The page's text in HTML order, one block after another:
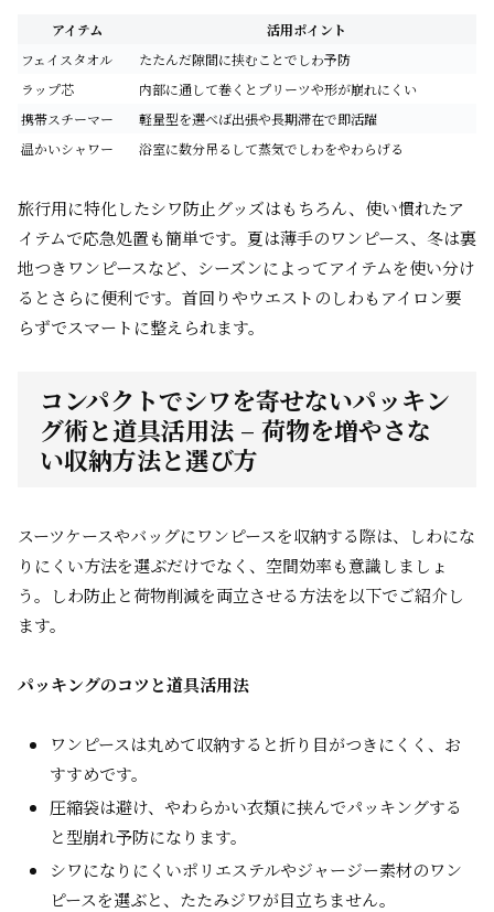
アイテム
活用ポイント
フェイスタオル
たたんだ隙間に挟むことでしわ予防
ラップ芯
内部に通して巻くとプリーツや形が崩れにくい
携帯スチーマー
軽量型を選べば出張や長期滞在で即活躍
温かいシャワー
浴室に数分吊るして蒸気でしわをやわらげる
旅行用に特化したシワ防止グッズはもちろん、使い慣れたア
イテムで応急処置も簡単です。夏は薄手のワンピース、冬は裏
地つきワンピースなど、シーズンによってアイテムを使い分け
るとさらに便利です。首回りやウエストのしわもアイロン要
らずでスマートに整えられます。
コンパクトでシワを寄せないパッキン
グ術と道具活用法 – 荷物を増やさな
い収納方法と選び方
スーツケースやバッグにワンピースを収納する際は、しわにな
りにくい方法を選ぶだけでなく、空間効率も意識しましょ
う。しわ防止と荷物削減を両立させる方法を以下でご紹介し
ます。
パッキングのコツと道具活用法
ワンピースは丸めて収納すると折り目がつきにくく、お
すすめです。
圧縮袋は避け、やわらかい衣類に挟んでパッキングする
と型崩れ予防になります。
シワになりにくいポリエステルやジャージー素材のワン
ピースを選ぶと、たたみジワが目立ちません。